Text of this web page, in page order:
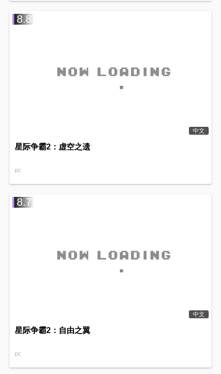
8.8
中文
星际争霸2：虚空之遗
pc
8.7
中文
星际争霸2：自由之翼
pc